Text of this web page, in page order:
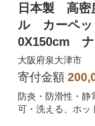
日本製 高密
ル カーペ
0X150cm
ル 1枚
大阪府泉大津市
寄付金額
防炎・防滑性・静
可・洗える、ホッ